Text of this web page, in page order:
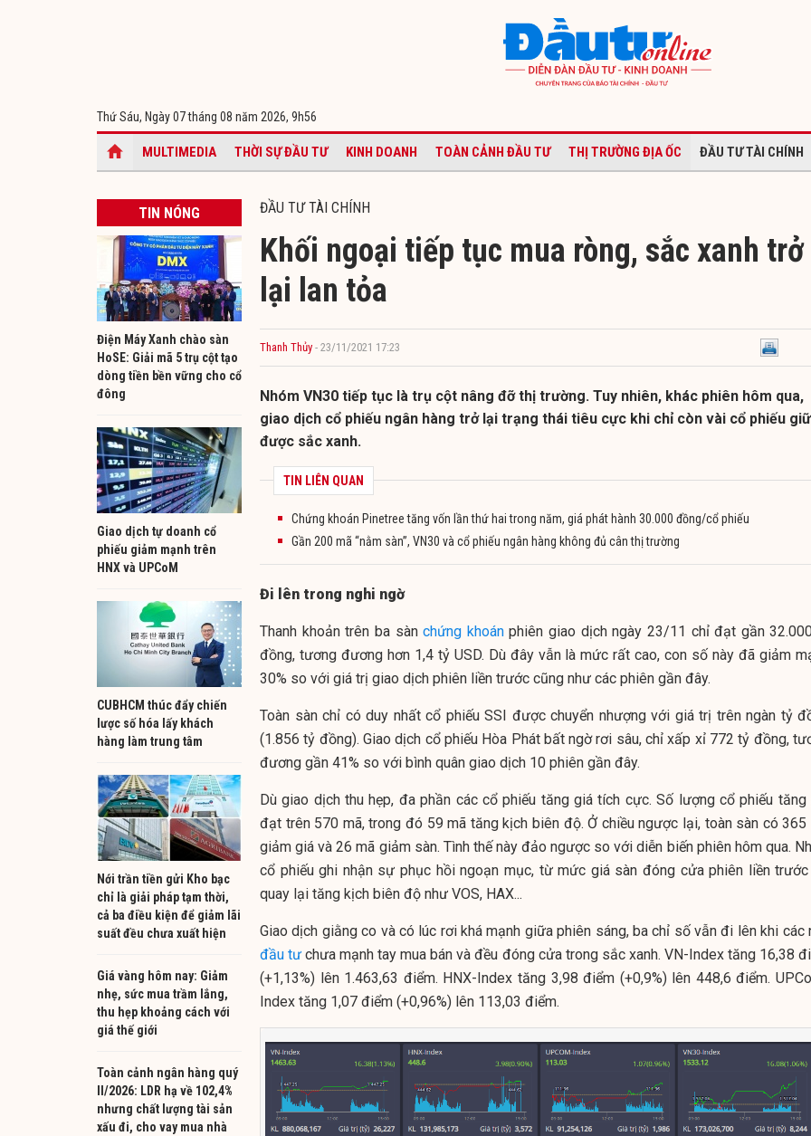
Thứ Sáu, Ngày 07 tháng 08 năm 2026, 9h56
MULTIMEDIA THỜI SỰ ĐẦU TƯ KINH DOANH TOÀN CẢNH ĐẦU TƯ THỊ TRƯỜNG ĐỊA ỐC ĐẦU TƯ TÀI CHÍNH
TIN NÓNG
Điện Máy Xanh chào sàn
HoSE: Giải mã 5 trụ cột tạo
dòng tiền bền vững cho cổ
đông
Giao dịch tự doanh cổ
phiếu giảm mạnh trên
HNX và UPCoM
CUBHCM thúc đẩy chiến
lược số hóa lấy khách
hàng làm trung tâm
Nới trần tiền gửi Kho bạc
chỉ là giải pháp tạm thời,
cả ba điều kiện để giảm lãi
suất đều chưa xuất hiện
Giá vàng hôm nay: Giảm
nhẹ, sức mua trầm lắng,
thu hẹp khoảng cách với
giá thế giới
Toàn cảnh ngân hàng quý
II/2026: LDR hạ về 102,4%
nhưng chất lượng tài sản
xấu đi, cho vay mua nhà
ĐẦU TƯ TÀI CHÍNH
Khối ngoại tiếp tục mua ròng, sắc xanh trở
lại lan tỏa
Thanh Thủy - 23/11/2021 17:23
Nhóm VN30 tiếp tục là trụ cột nâng đỡ thị trường. Tuy nhiên, khác phiên hôm qua,
giao dịch cổ phiếu ngân hàng trở lại trạng thái tiêu cực khi chỉ còn vài cổ phiếu giữ
được sắc xanh.
TIN LIÊN QUAN
Chứng khoán Pinetree tăng vốn lần thứ hai trong năm, giá phát hành 30.000 đồng/cổ phiếu
Gần 200 mã “nằm sàn”, VN30 và cổ phiếu ngân hàng không đủ cân thị trường
Đi lên trong nghi ngờ
Thanh khoản trên ba sànchứng khoánphiên giao dịch ngày 23/11 chỉ đạt gần
đồng, tương đương hơn 1,4 tỷ USD. Dù đây vẫn là mức rất cao, con số này đã giảm
30% so với giá trị giao dịch phiên liền trước cũng như các phiên gần đây.
Toàn sàn chỉ có duy nhất cổ phiếu SSI được chuyển nhượng với giá trị trên ngàn tỷ
(1.856 tỷ đồng). Giao dịch cổ phiếu Hòa Phát bất ngờ rơi sâu, chỉ xấp xỉ 772 tỷ đồng,
đương gần 41% so với bình quân giao dịch 10 phiên gần đây.
Dù giao dịch thu hẹp, đa phần các cổ phiếu tăng giá tích cực. Số lượng cổ phiếu tăng
đạt trên 570 mã, trong đó 59 mã tăng kịch biên độ. Ở chiều ngược lại, toàn sàn có 365
giảm giá và 26 mã giảm sàn. Tình thế này đảo ngược so với diễn biến phiên hôm qua.
cổ phiếu ghi nhận sự phục hồi ngoạn mục, từ mức giá sàn đóng cửa phiên liền
quay lại tăng kịch biên độ như VOS, HAX...
Giao dịch giằng co và có lúc rơi khá mạnh giữa phiên sáng, ba chỉ số vẫn đi lên khi các
đầu tư chưa mạnh tay mua bán và đều đóng cửa trong sắc xanh. VN-Index tăng 16,38
(+1,13%) lên 1.463,63 điểm. HNX-Index tăng 3,98 điểm (+0,9%) lên 448,6 điểm.
Index tăng 1,07 điểm (+0,96%) lên 113,03 điểm.